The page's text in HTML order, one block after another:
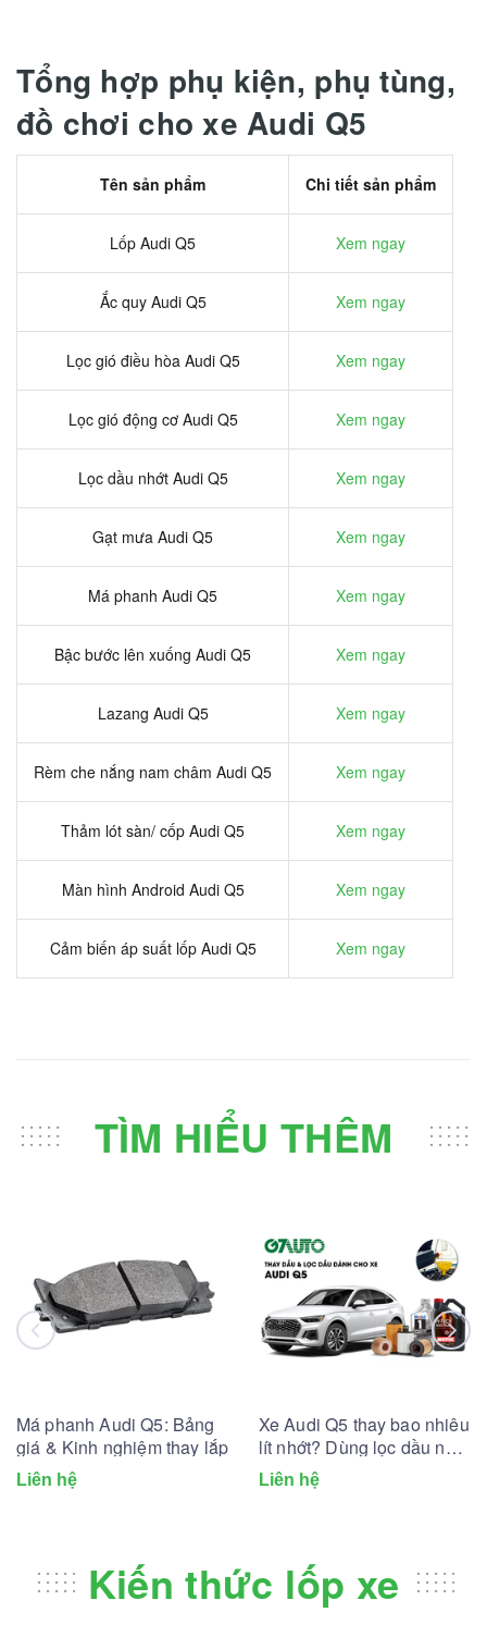
Tổng hợp phụ kiện, phụ tùng,
đồ chơi cho xe Audi Q5
Tên sản phẩm Chi tiết sản phẩm
Lốp Audi Q5 Xem ngay
Ắc quy Audi Q5 Xem ngay
Lọc gió điều hòa Audi Q5 Xem ngay
Lọc gió động cơ Audi Q5 Xem ngay
Lọc dầu nhớt Audi Q5 Xem ngay
Gạt mưa Audi Q5 Xem ngay
Má phanh Audi Q5 Xem ngay
Bậc bước lên xuống Audi Q5 Xem ngay
Lazang Audi Q5 Xem ngay
Rèm che nắng nam châm Audi Q5 Xem ngay
Thảm lót sàn/ cốp Audi Q5 Xem ngay
Màn hình Android Audi Q5 Xem ngay
Cảm biến áp suất lốp Audi Q5 Xem ngay
TÌM HIỂU THÊM
Má phanh Audi Q5: Bảng
giá & Kinh nghiệm thay lắp
Liên hệ
Xe Audi Q5 thay bao nhiêu
lít nhớt? Dùng lọc dầu nhớt
nào?
Liên hệ
Kiến thức lốp xe